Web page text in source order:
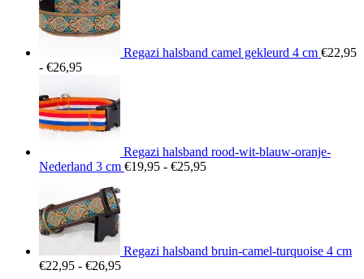
Regazi halsband camel gekleurd 4 cm €22,95
- €26,95Prijsklasse:
tot
€26,95
Regazi halsband rood-wit-blauw-oranje-
Nederland 3 cm €19,95 - €25,95Prijsklasse:
Regazi halsband bruin-camel-turquoise 4 cm
€22,95 - €26,95Prijsklasse: